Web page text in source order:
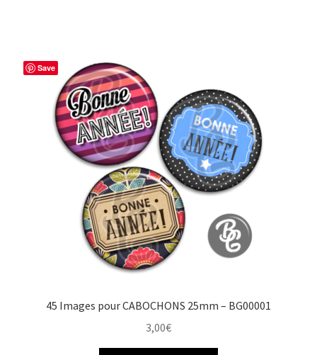
Save
45 Images pour CABOCHONS 25mm – BG00001
3,00€